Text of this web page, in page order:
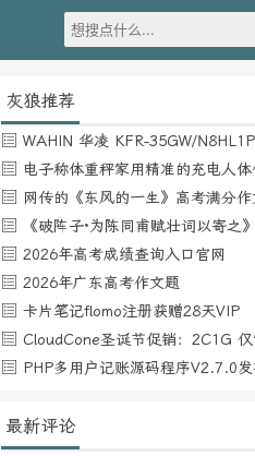
灰狼推荐
《破阵子·为陈同甫赋壮词以寄之》
2026年高考成绩查询入口官网
2026年广东高考作文题
卡片笔记flomo注册获赠28天VIP
CloudCone圣诞节促销：2C1G
PHP多用户记账源码程序V2.7.0发
最新评论